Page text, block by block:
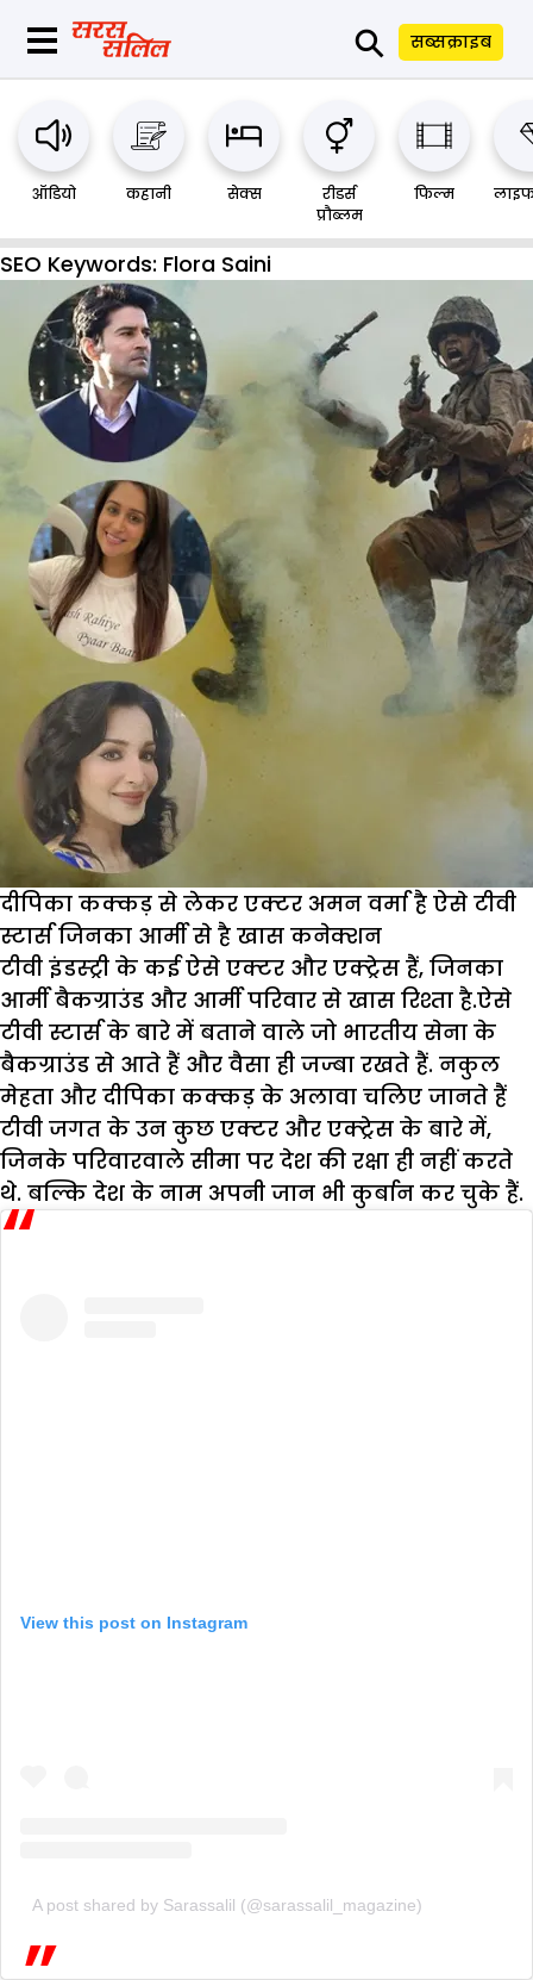
⚲ सब्सक्राइब
ऑडियो कहानी सेक्स
रीडर्स
प्रौब्लम
फिल्म
SEO Keywords: Flora Saini
दीपिका कक्कड़ से लेकर एक्टर अमन वर्मा है ऐसे टीवी
स्टार्स जिनका आर्मी से है खास कनेक्शन
टीवी इंडस्ट्री के कई ऐसे एक्टर और एक्ट्रेस हैं, जिनका
आर्मी बैकग्राउंड और आर्मी परिवार से खास रिश्ता है.ऐसे
टीवी स्टार्स के बारे में बताने वाले जो भारतीय सेना के
बैकग्राउंड से आते हैं और वैसा ही जज्बा रखते हैं. नकुल
मेहता और दीपिका कक्कड़ के अलावा चलिए जानते हैं
टीवी जगत के उन कुछ एक्टर और एक्ट्रेस के बारे में,
जिनके परिवारवाले सीमा पर देश की रक्षा ही नहीं करते
थे. बल्कि देश के नाम अपनी जान भी कुर्बान कर चुके हैं.
View this post on Instagram
A post shared by Sarassalil (@sarassalil_magazine)